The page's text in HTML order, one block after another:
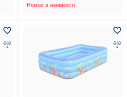
Немає в наявності